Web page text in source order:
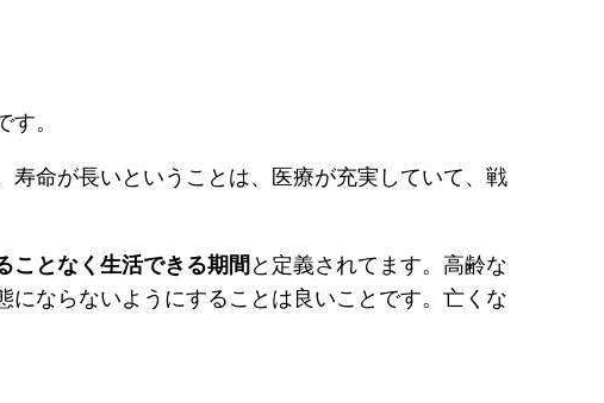
。
命が長いということは、医療が充実していて、戦
ことなく生活できる期間 と定義されてます。高齢な
ならないようにすることは良いことです。亡くな